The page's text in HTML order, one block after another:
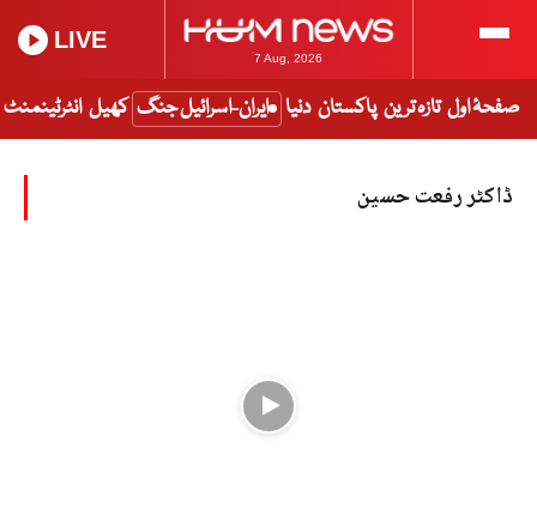
7 Aug, 2026
LIVE
صفحۂ اول تازہ ترین پاکستان دنیا ایران-اسرائیل جنگ کھیل انٹرٹینمنٹ
ڈاکٹر رفعت حسین